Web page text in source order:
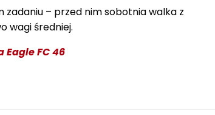
zadaniu – przed nim sobotnia walka z
wagi średniej.
FC 46